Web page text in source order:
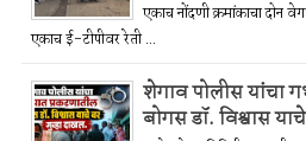
एकाच नोंदणी क्रमांकाचा दोन
एकाच ई-टीपीवर रेती ...
शेगाव पोलीस यांचा
बोगस डॉ. विश्वास